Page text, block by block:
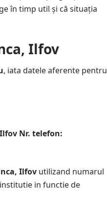
în timp util și că situația
Ilfov
, iata datele aferente pentru
Nr. telefon:
Ilfov utilizand numarul
in functie de